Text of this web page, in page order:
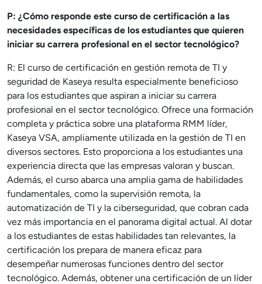
P: ¿Cómo responde este curso de certificación a las
necesidades específicas de los estudiantes que quieren
iniciar su carrera profesional en el sector tecnológico?
R: El curso de certificación en gestión remota de TI y
seguridad de Kaseya resulta especialmente beneficioso
para los estudiantes que aspiran a iniciar su carrera
profesional en el sector tecnológico. Ofrece una formación
completa y práctica sobre una plataforma RMM líder,
Kaseya VSA, ampliamente utilizada en la gestión de TI en
diversos sectores. Esto proporciona a los estudiantes una
experiencia directa que las empresas valoran y buscan.
Además, el curso abarca una amplia gama de habilidades
fundamentales, como la supervisión remota, la
automatización de TI y la ciberseguridad, que cobran cada
vez más importancia en el panorama digital actual. Al dotar
a los estudiantes de estas habilidades tan relevantes, la
certificación los prepara de manera eficaz para
desempeñar numerosas funciones dentro del sector
tecnológico. Además, obtener una certificación de un líder